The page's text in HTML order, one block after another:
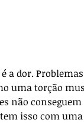
a dor.
uma torção
não
isso com